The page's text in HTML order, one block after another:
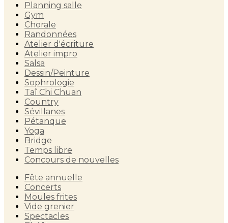
Planning salle
Gym
Chorale
Randonnées
Atelier d'écriture
Atelier impro
Salsa
Dessin/Peinture
Sophrologie
Taî Chi Chuan
Country
Sévillanes
Pétanque
Yoga
Bridge
Temps libre
Concours de nouvelles
Fête annuelle
Concerts
Moules frites
Vide grenier
Spectacles